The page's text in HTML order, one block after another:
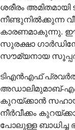
ശരീരം
നീണ്ടുനിൽക്കുന്ന
കാരണമാകുന്നു. ഈ
സുരക്ഷാ
സൗമ്യനായ
ടിഎൻഎഫ്
അഡാലിമുമാബ്-
കുറയ്ക്കാൻ
നീർവീക്കം
പോലുള്ള ബാധിച്ച